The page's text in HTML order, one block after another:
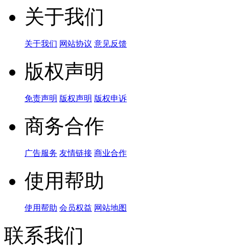
关于我们
关于我们 网站协议 意见反馈
版权声明
免责声明 版权声明 版权申诉
商务合作
广告服务 友情链接 商业合作
使用帮助
使用帮助 会员权益 网站地图
联系我们